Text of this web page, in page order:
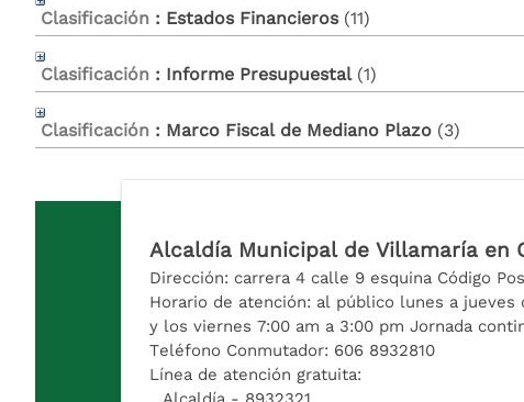
Clasificación : Estados Financieros‎(11)
Clasificación : Informe Presupuestal‎(1)
Clasificación : Marco Fiscal de Mediano Plazo ‎(3)
Alcaldía Municipal de Villamaría en
Dirección: carrera 4 calle 9 esquina Código
Horario de atención: al público lunes a jueves
y los viernes 7:00 am a 3:00 pm Jornada
Teléfono Conmutador: 606 8932810
Línea de atención gratuita: